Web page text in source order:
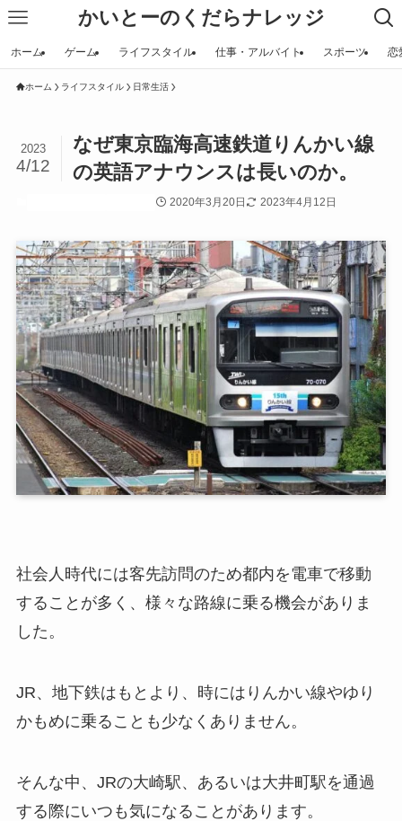
かいとーのくだらナレッジ
ホーム ゲーム ライフスタイル 仕事・アルバイト スポーツ 恋
ホーム ライフスタイル 日常生活
なぜ東京臨海高速鉄道りんかい線
の英語アナウンスは長いのか。
2023
4/12
2020年3月20日 2023年4月12日
社会人時代には客先訪問のため都内を電車で移動
することが多く、様々な路線に乗る機会がありま
した。
JR、地下鉄はもとより、時にはりんかい線やゆり
かもめに乗ることも少なくありません。
そんな中、JRの大崎駅、あるいは大井町駅を通過
する際にいつも気になることがあります。